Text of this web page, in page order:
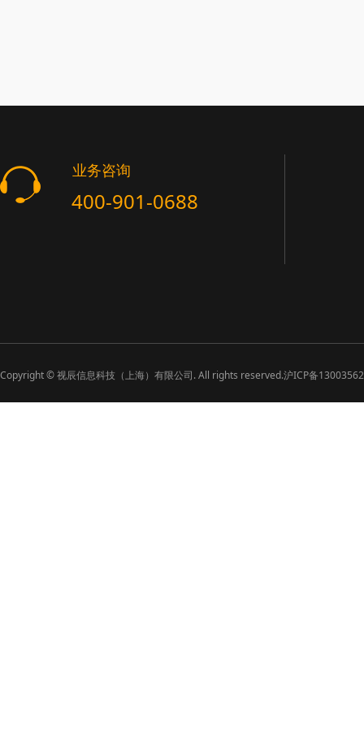
业务咨询
400-901-0688
Copyright ©视辰信息科技（上海）有限公司. All rights reserved.沪ICP备